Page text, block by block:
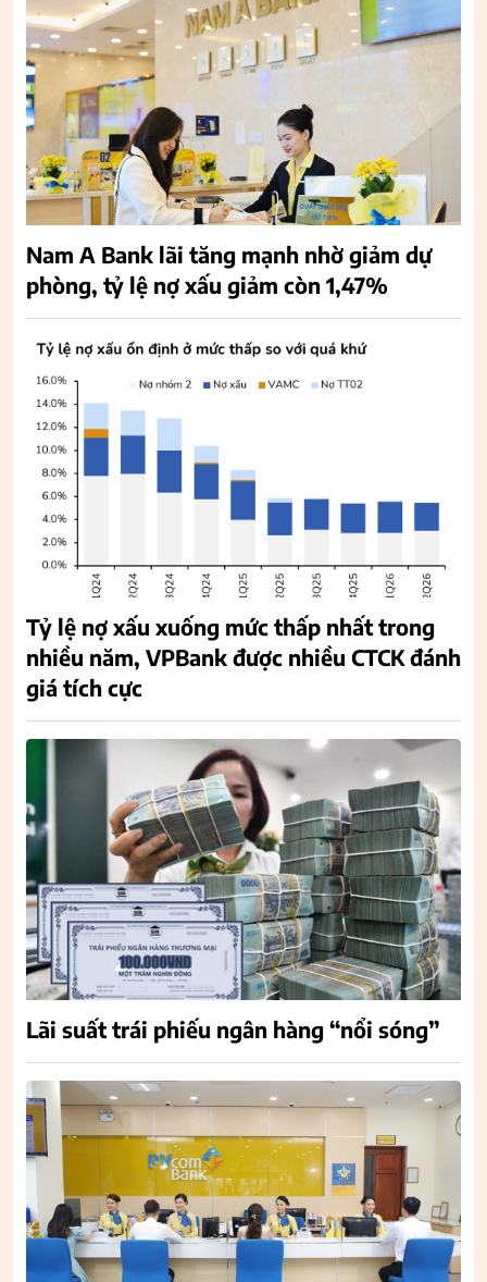
Nam A Bank lãi tăng mạnh nhờ giảm dự
phòng, tỷ lệ nợ xấu giảm còn 1,47%
Tỷ lệ nợ xấu xuống mức thấp nhất trong
nhiều năm, VPBank được nhiều CTCK đánh
giá tích cực
Lãi suất trái phiếu ngân hàng “nổi sóng”